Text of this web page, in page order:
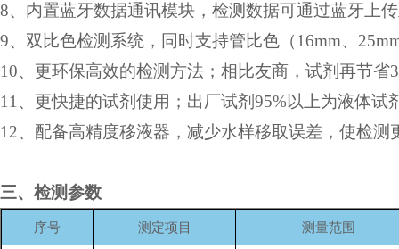
8、内置蓝牙数据通讯模块，检测数据可通过蓝牙上
9、双比色检测系统，同时支持管比色（16mm、
10、更环保高效的检测方法；相比友商，试剂再节省
11 、更快捷的试剂使用；出厂试剂95%以上为液体试
12、配备高精度移液器，减少水样移取误差，使检测
三、检测参数
序号 测定项目
测量范围